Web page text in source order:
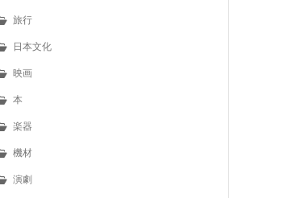
旅行
日本文化
映画
本
楽器
機材
演劇